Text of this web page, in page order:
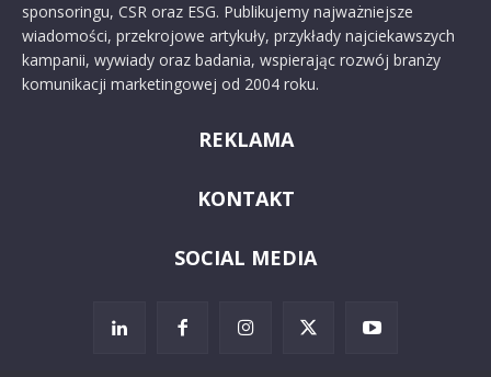
sponsoringu, CSR oraz ESG. Publikujemy najważniejsze
wiadomości, przekrojowe artykuły, przykłady najciekawszych
kampanii, wywiady oraz badania, wspierając rozwój branży
komunikacji marketingowej od 2004 roku.
REKLAMA
KONTAKT
SOCIAL MEDIA